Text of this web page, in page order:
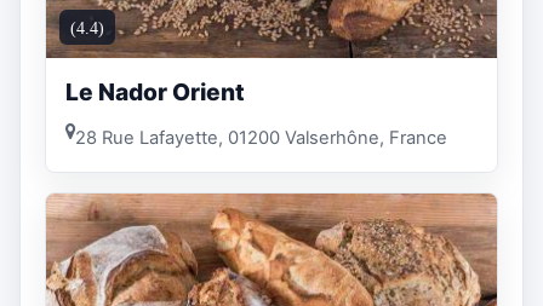
(4.4)
Le Nador Orient
28 Rue Lafayette, 01200 Valserhône, France